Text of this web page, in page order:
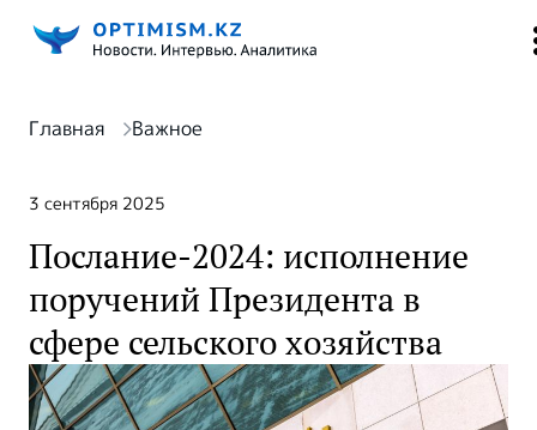
Главная Важное
3 сентября 2025
Послание-2024: исполнение
поручений Президента в
сфере сельского хозяйства